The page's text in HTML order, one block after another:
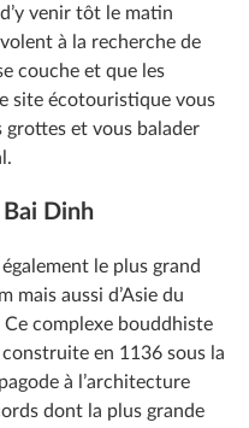
venir tôt le matin
à la recherche de
couche et que les
site écotouristique vous
grottes et vous balader
Bai Dinh
le plus grand
mais aussi d’Asie du
complexe bouddhiste
en 1136 sous la
à l’architecture
dont la plus grande